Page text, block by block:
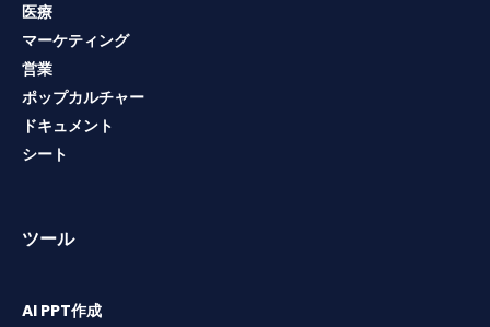
医療
マーケティング
営業
ポップカルチャー
ドキュメント
シート
ツール
AI PPT作成